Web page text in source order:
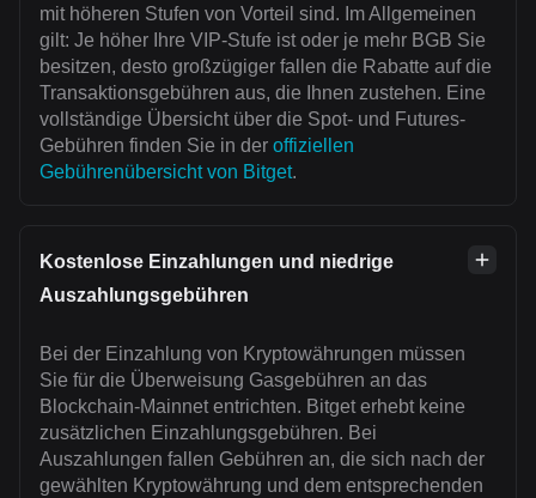
mit höheren Stufen von Vorteil sind. Im Allgemeinen
gilt: Je höher Ihre VIP-Stufe ist oder je mehr BGB Sie
besitzen, desto großzügiger fallen die Rabatte auf die
Transaktionsgebühren aus, die Ihnen zustehen. Eine
vollständige Übersicht über die Spot- und Futures-
Gebühren finden Sie in der offiziellen
Gebührenübersicht von Bitget.
Kostenlose Einzahlungen und niedrige
Auszahlungsgebühren
Bei der Einzahlung von Kryptowährungen müssen
Sie für die Überweisung Gasgebühren an das
Blockchain-Mainnet entrichten. Bitget erhebt keine
zusätzlichen Einzahlungsgebühren. Bei
Auszahlungen fallen Gebühren an, die sich nach der
gewählten Kryptowährung und dem entsprechenden